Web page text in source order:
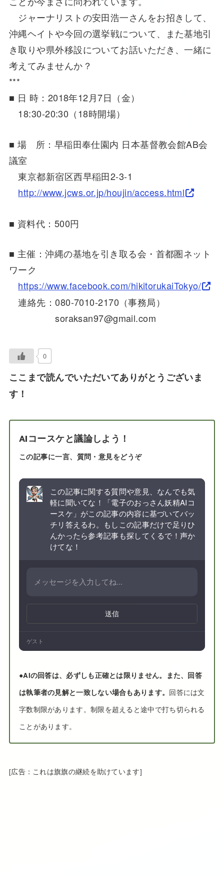
ジャーナリストの安田浩一さんをお招きして、
沖縄ヘイトや今回の選挙戦について、また基地引
き取りや県外移設についてお話いただき、一緒に
考えてみませんか？
***
■ 日 時：2018年12月7日（金）
18:30-20:30（18時開場）
■ 場 所：早稲田奉仕園内 日本基督教会館AB会
議室
東京都新宿区西早稲田2-3-1
http://www.jcws.or.jp/houjin/access.html
■ 資料代：500円
■ 主催：沖縄の基地を引き取る会・首都圏ネット
ワーク
https://www.facebook.com/hikitorukaiTokyo/
連絡先：080-7010-2170（事務局）
soraksan97@gmail.com
0
ここまで読んでいただいてありがとうございま
す！
AIコースケと議論しよう！
この記事に一言、質問・意見をどうぞ
この記事に関する質問や意見、なんでも気
軽に聞いてな！「電子のおっさん妖精AIコ
ースケ」がこの記事の内容に基づいてバッ
チリ答えるわ。もしこの記事だけで足りひ
んかったら参考記事も探してくるで！声か
けてな！
送信
ゲスト
●AIの回答は、必ずしも正確とは限りません。また、回答
は執筆者の見解と一致しない場合もあります。 回答には文
字数制限があります。制限を超えると途中で打ち切られる
ことがあります。
[広告：これは旗旗の継続を助けています]